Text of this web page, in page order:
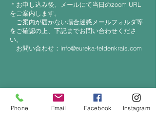
＊お申し込み後、メールにて当日のzoom URL
をご案内します。
ご案内が届かない場合迷惑メールフォルダ等
をご確認の上、下記までお問い合わせくださ
い。
お問い合わせ：info@eureka-feldenkrais.com
Phone Email Facebook Instagram